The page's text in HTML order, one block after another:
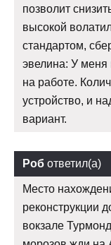
позволит
высокой
стандартом,
эвелина: У меня
на работе.
устройство, и
вариант.
Роб ответил(а)
Место
реконструкции
вокзале